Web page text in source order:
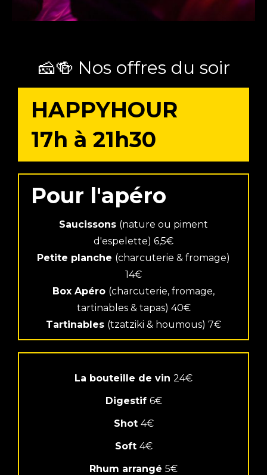
🧀🍻 Nos offres du soir
HAPPYHOUR
17h à 21h30
Pour l'apéro
Saucissons (nature ou piment
d'espelette) 6,5€
Petite planche (charcuterie & fromage)
14€
Box Apéro (charcuterie, fromage,
tartinables & tapas) 40€
Tartinables (tzatziki & houmous) 7€
La bouteille de vin 24€
Digestif 6€
Shot 4€
Soft 4€
Rhum arrangé 5€